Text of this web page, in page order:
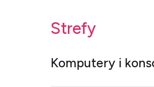
Strefy
Komputery i